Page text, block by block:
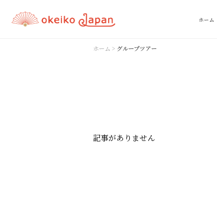
ホーム
ホーム > グループツアー
記事がありません